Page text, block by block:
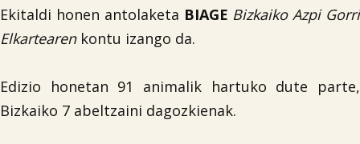
Ekitaldi honen antolaketa BIAGE Bizkaiko Azpi Gorri
Elkartearenkontu izango da.
Edizio honetan 91 animalik hartuko dute parte,
Bizkaiko 7 abeltzaini dagozkienak.